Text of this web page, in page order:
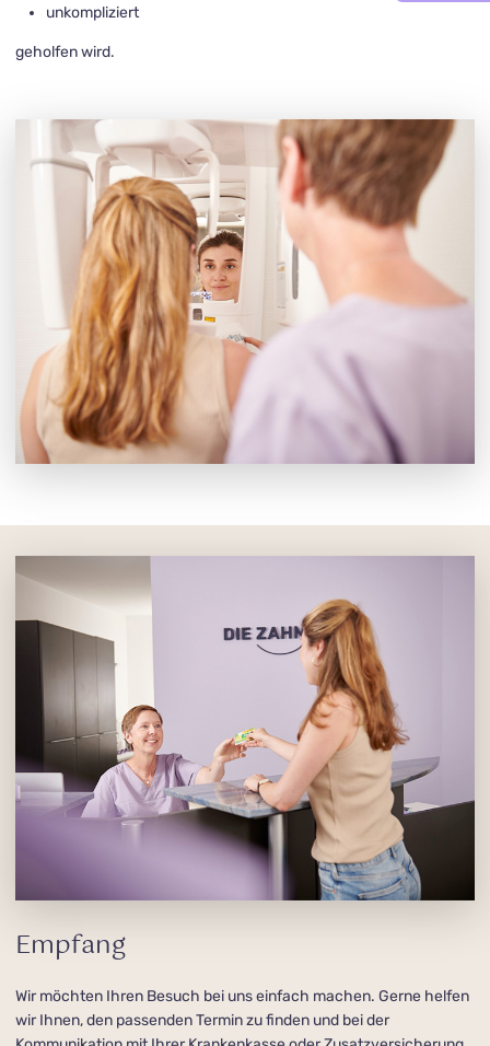
unkompliziert
geholfen wird.
Empfang
Wir möchten Ihren Besuch bei uns einfach machen. Gerne helfen
wir Ihnen, den passenden Termin zu finden und bei der